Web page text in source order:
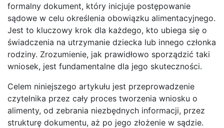
formalny dokument, który inicjuje postępowanie
sądowe w celu określenia obowiązku alimentacyjnego.
Jest to kluczowy krok dla każdego, kto ubiega się o
świadczenia na utrzymanie dziecka lub innego członka
rodziny. Zrozumienie, jak prawidłowo sporządzić taki
wniosek, jest fundamentalne dla jego skuteczności.
Celem niniejszego artykułu jest przeprowadzenie
czytelnika przez cały proces tworzenia wniosku o
alimenty, od zebrania niezbędnych informacji, przez
strukturę dokumentu, aż po jego złożenie w sądzie.